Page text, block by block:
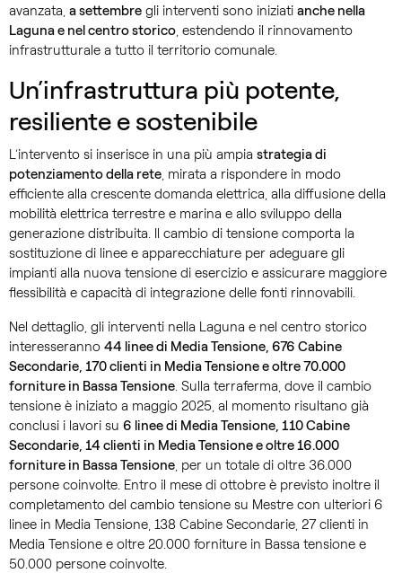
avanzata, a settembre gli interventi sono iniziati anche nella
Laguna e nel centro storico, estendendo il rinnovamento
infrastrutturale a tutto il territorio comunale.
Un’infrastruttura più potente,
resiliente e sostenibile
L’intervento si inserisce in una più ampia strategia di
potenziamento della rete, mirata a rispondere in modo
efficiente alla crescente domanda elettrica, alla diffusione della
mobilità elettrica terrestre e marina e allo sviluppo della
generazione distribuita. Il cambio di tensione comporta la
sostituzione di linee e apparecchiature per adeguare gli
impianti alla nuova tensione di esercizio e assicurare maggiore
flessibilità e capacità di integrazione delle fonti rinnovabili.
Nel dettaglio, gli interventi nella Laguna e nel centro storico
interesseranno 44 linee di Media Tensione, 676 Cabine
Secondarie, 170 clienti in Media Tensione e oltre 70.000
forniture in Bassa Tensione. Sulla terraferma, dove il cambio
tensione è iniziato a maggio 2025, al momento risultano già
conclusi i lavori su 6 linee di Media Tensione, 110 Cabine
Secondarie, 14 clienti in Media Tensione e oltre 16.000
forniture in Bassa Tensione, per un totale di oltre 36.000
persone coinvolte. Entro il mese di ottobre è previsto inoltre il
completamento del cambio tensione su Mestre con ulteriori 6
linee in Media Tensione, 138 Cabine Secondarie, 27 clienti in
Media Tensione e oltre 20.000 forniture in Bassa tensione e
50.000 persone coinvolte.